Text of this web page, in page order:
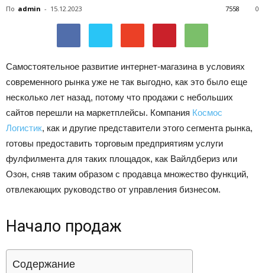
автомобилях
Лада
По admin - 15.12.2023 0
7558
Самостоятельное развитие интернет-магазина в условиях
современного рынка уже не так выгодно, как это было еще
несколько лет назад, потому что продажи с небольших
сайтов перешли на маркетплейсы. Компания Космос
Логистик, как и другие представители этого сегмента рынка,
готовы предоставить торговым предприятиям услуги
фулфилмента для таких площадок, как Вайлдбериз или
Озон, сняв таким образом с продавца множество функций,
отвлекающих руководство от управления бизнесом.
Начало продаж
Содержание